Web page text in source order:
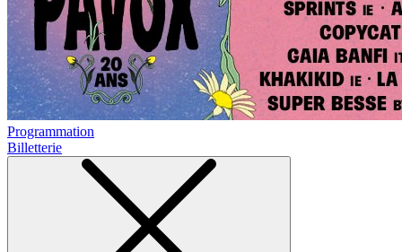
Programmation
Billetterie